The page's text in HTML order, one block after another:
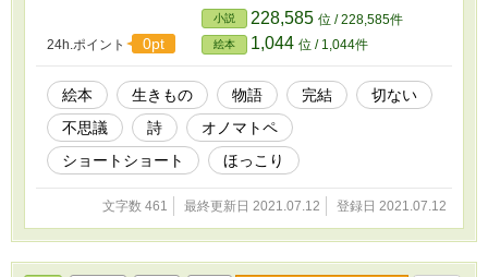
24h.ポイント 0pt
小説 228,585 位 / 228,585件
絵本 1,044 位 / 1,044件
絵本 生きもの 物語 完結
切ない
不思議
詩
オノマトペ
ショートショート
ほっこり
文字数 461 最終更新日 2021.07.12 登録日 2021.07.12